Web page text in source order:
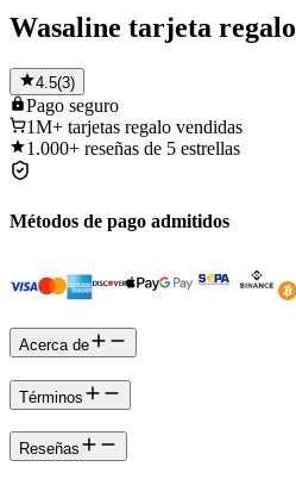
Wasaline tarjeta regalo
4.5(3)
Pago seguro
1M+ tarjetas regalo vendidas
1.000+ reseñas de 5 estrellas
Métodos de pago admitidos
Acerca de
Términos
Reseñas